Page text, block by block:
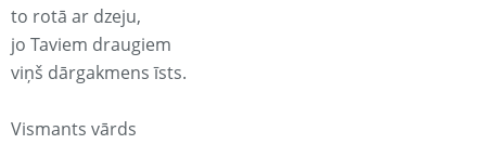
to rotā ar dzeju,
jo Taviem draugiem
viņš dārgakmens īsts.
Vismants vārds